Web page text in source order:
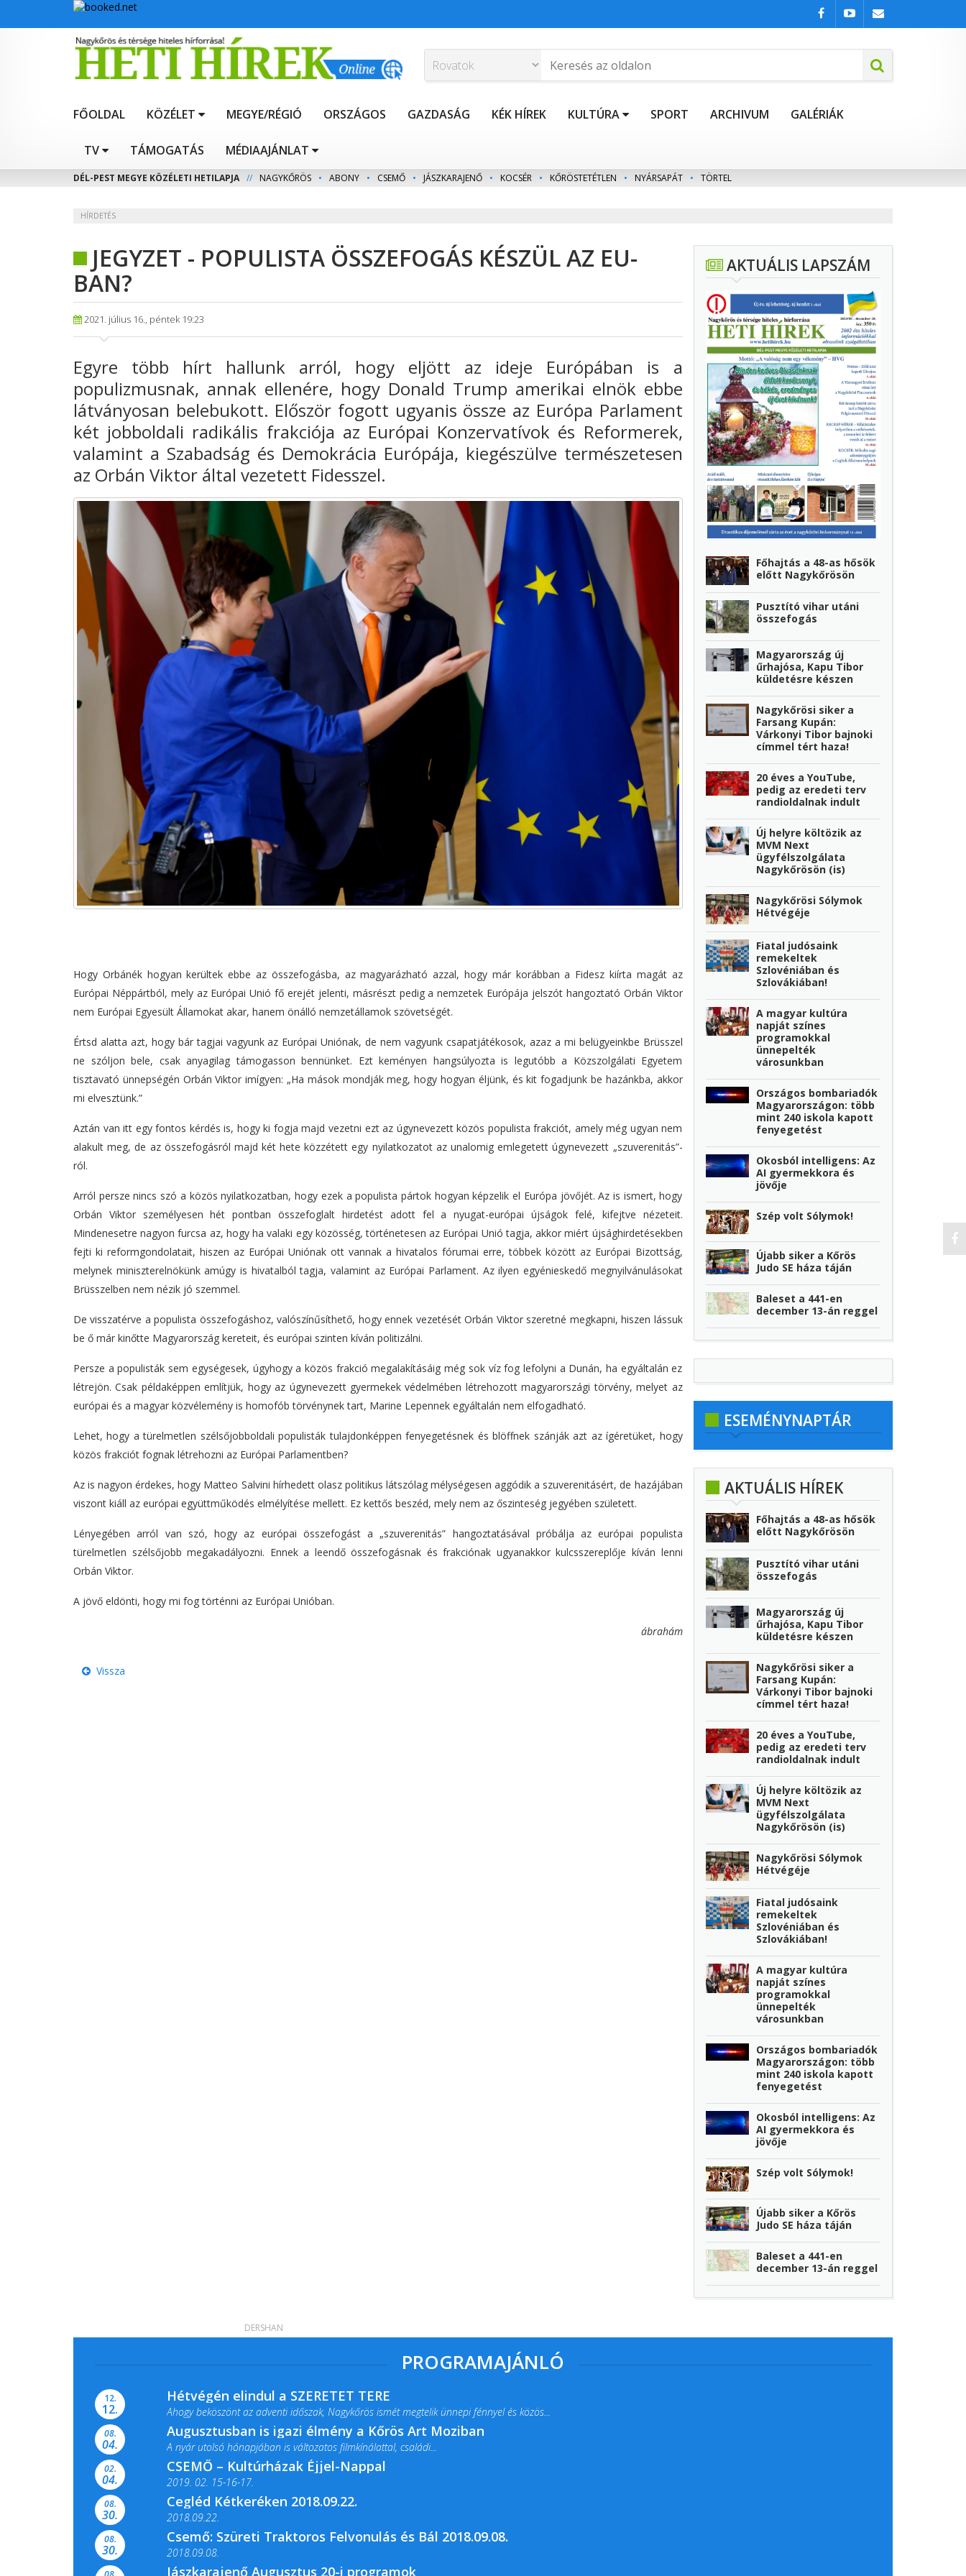
FŐOLDAL KÖZÉLET MEGYE/RÉGIÓ ORSZÁGOS GAZDASÁG KÉK HÍREK KULTÚRA SPORT ARCHIVUM GALÉRIÁK
TV TÁMOGATÁS MÉDIAAJÁNLAT
DÉL-PEST MEGYE KÖZÉLETI HETILAPJA // NAGYKŐRÖS • ABONY • CSEMŐ • JÁSZKARAJENŐ • KOCSÉR • KŐRÖSTETÉTLEN • NYÁRSAPÁT • TÖRTEL
HÍRDETÉS
JEGYZET - POPULISTA ÖSSZEFOGÁS KÉSZÜL AZ EU-
BAN?
2021. július 16., péntek 19:23
Egyre több hírt hallunk arról, hogy eljött az ideje Európában is a
populizmusnak, annak ellenére, hogy Donald Trump amerikai elnök ebbe
látványosan belebukott. Először fogott ugyanis össze az Európa Parlament
két jobboldali radikális frakciója az Európai Konzervatívok és Reformerek,
valamint a Szabadság és Demokrácia Európája, kiegészülve természetesen
az Orbán Viktor által vezetett Fidesszel.
Hogy Orbánék hogyan kerültek ebbe az összefogásba, az magyarázható azzal, hogy már korábban a Fidesz kiírta magát az
Európai Néppártból, mely az Európai Unió fő erejét jelenti, másrészt pedig a nemzetek Európája jelszót hangoztató Orbán Viktor
nem Európai Egyesült Államokat akar, hanem önálló nemzetállamok szövetségét.
Értsd alatta azt, hogy bár tagjai vagyunk az Európai Uniónak, de nem vagyunk csapatjátékosok, azaz a mi belügyeinkbe Brüsszel
ne szóljon bele, csak anyagilag támogasson bennünket. Ezt keményen hangsúlyozta is legutóbb a Közszolgálati Egyetem
tisztavató ünnepségén Orbán Viktor imígyen: „Ha mások mondják meg, hogy hogyan éljünk, és kit fogadjunk be hazánkba, akkor
mi elvesztünk.”
Aztán van itt egy fontos kérdés is, hogy ki fogja majd vezetni ezt az úgynevezett közös populista frakciót, amely még ugyan nem
alakult meg, de az összefogásról majd két hete közzétett egy nyilatkozatot az unalomig emlegetett úgynevezett „szuverenitás”-
ról.
Arról persze nincs szó a közös nyilatkozatban, hogy ezek a populista pártok hogyan képzelik el Európa jövőjét. Az is ismert, hogy
Orbán Viktor személyesen hét pontban összefoglalt hirdetést adott fel a nyugat-európai újságok felé, kifejtve nézeteit.
Mindenesetre nagyon furcsa az, hogy ha valaki egy közösség, történetesen az Európai Unió tagja, akkor miért újsághirdetésekben
fejti ki reformgondolatait, hiszen az Európai Uniónak ott vannak a hivatalos fórumai erre, többek között az Európai Bizottság,
melynek miniszterelnökünk amúgy is hivatalból tagja, valamint az Európai Parlament. Az ilyen egyénieskedő megnyilvánulásokat
Brüsszelben nem nézik jó szemmel.
De visszatérve a populista összefogáshoz, valószínűsíthető, hogy ennek vezetését Orbán Viktor szeretné megkapni, hiszen lássuk
be ő már kinőtte Magyarország kereteit, és európai szinten kíván politizálni.
Persze a populisták sem egységesek, úgyhogy a közös frakció megalakításáig még sok víz fog lefolyni a Dunán, ha egyáltalán ez
létrejön. Csak példaképpen említjük, hogy az úgynevezett gyermekek védelmében létrehozott magyarországi törvény, melyet az
európai és a magyar közvélemény is homofób törvénynek tart, Marine Lepennek egyáltalán nem elfogadható.
Lehet, hogy a türelmetlen szélsőjobboldali populisták tulajdonképpen fenyegetésnek és blöffnek szánják azt az ígéretüket, hogy
közös frakciót fognak létrehozni az Európai Parlamentben?
Az is nagyon érdekes, hogy Matteo Salvini hírhedett olasz politikus látszólag mélységesen aggódik a szuverenitásért, de hazájában
viszont kiáll az európai együttműködés elmélyítése mellett. Ez kettős beszéd, mely nem az őszinteség jegyében született.
Lényegében arról van szó, hogy az európai összefogást a „szuverenitás” hangoztatásával próbálja az európai populista
türelmetlen szélsőjobb megakadályozni. Ennek a leendő összefogásnak és frakciónak ugyanakkor kulcsszereplője kíván lenni
Orbán Viktor.
A jövő eldönti, hogy mi fog történni az Európai Unióban.
ábrahám
Vissza
AKTUÁLIS LAPSZÁM
Főhajtás a 48-as hősök
előtt Nagykőrösön
Pusztító vihar utáni
összefogás
Magyarország új
űrhajósa, Kapu Tibor
küldetésre készen
Nagykőrösi siker a
Farsang Kupán:
Várkonyi Tibor bajnoki
címmel tért haza!
20 éves a YouTube,
pedig az eredeti terv
randioldalnak indult
Új helyre költözik az
MVM Next
ügyfélszolgálata
Nagykőrösön (is)
Nagykőrösi Sólymok
Hétvégéje
Fiatal judósaink
remekeltek
Szlovéniában és
Szlovákiában!
A magyar kultúra
napját színes
programokkal
ünnepelték
városunkban
Országos bombariadók
Magyarországon: több
mint 240 iskola kapott
fenyegetést
Okosból intelligens: Az
AI gyermekkora és
jövője
Szép volt Sólymok!
Újabb siker a Kőrös
Judo SE háza táján
Baleset a 441-en
december 13-án reggel
ESEMÉNYNAPTÁR
AKTUÁLIS HÍREK
Főhajtás a 48-as hősök
előtt Nagykőrösön
Pusztító vihar utáni
összefogás
Magyarország új
űrhajósa, Kapu Tibor
küldetésre készen
Nagykőrösi siker a
Farsang Kupán:
Várkonyi Tibor bajnoki
címmel tért haza!
20 éves a YouTube,
pedig az eredeti terv
randioldalnak indult
Új helyre költözik az
MVM Next
ügyfélszolgálata
Nagykőrösön (is)
Nagykőrösi Sólymok
Hétvégéje
Fiatal judósaink
remekeltek
Szlovéniában és
Szlovákiában!
A magyar kultúra
napját színes
programokkal
ünnepelték
városunkban
Országos bombariadók
Magyarországon: több
mint 240 iskola kapott
fenyegetést
Okosból intelligens: Az
AI gyermekkora és
jövője
Szép volt Sólymok!
Újabb siker a Kőrös
Judo SE háza táján
Baleset a 441-en
december 13-án reggel
PROGRAMAJÁNLÓ
12.
12.
Hétvégén elindul a SZERETET TERE
Ahogy beköszönt az adventi időszak, Nagykőrös ismét megtelik ünnepi fénnyel és közös...
08.
04.
Augusztusban is igazi élmény a Kőrös Art Moziban
A nyár utolsó hónapjában is változatos filmkínálattal, családi...
02.
04.
CSEMŐ – Kultúrházak Éjjel-Nappal
2019. 02. 15-16-17.
Színes és tartalmas programokkal várja a Csemői Községi Könyvtár és...
08.
30.
Cegléd Kétkeréken 2018.09.22.
2018.09.22.
08.
30.
Csemő: Szüreti Traktoros Felvonulás és Bál 2018.09.08.
2018.09.08.
Jászkarajenő Augusztus 20-i programok
DERSHAN